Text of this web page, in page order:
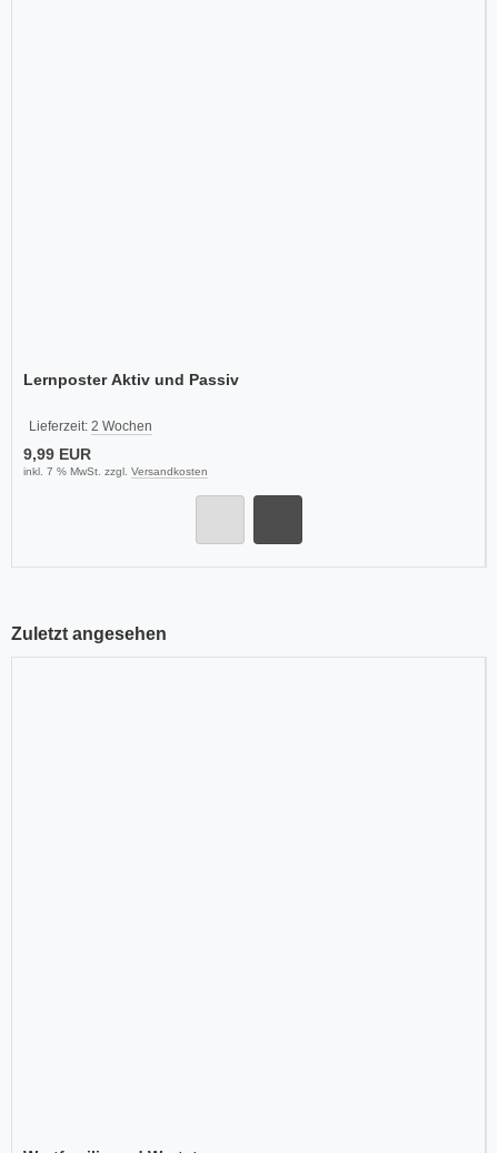
Lernposter Aktiv und Passiv
Lieferzeit: 2 Wochen
9,99 EUR
inkl. 7 % MwSt. zzgl. Versandkosten
Zuletzt angesehen